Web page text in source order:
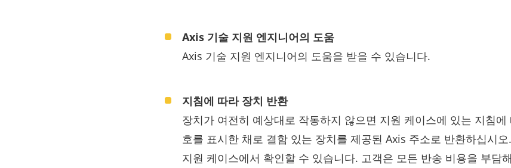
Axis 기술 지원 엔지니어의 도움
Axis 기술 지원 엔지니어의 도움을 받을 수 있습니다.
지침에 따라 장치 반환
장치가 여전히 예상대로 작동하지 않으면 지원 케이스에 있는 지침에
호를 표시한 채로 결함 있는 장치를 제공된 Axis 주소로 반환하십시
지원 케이스에서 확인할 수 있습니다. 고객은 모든 반송 비용을 부담